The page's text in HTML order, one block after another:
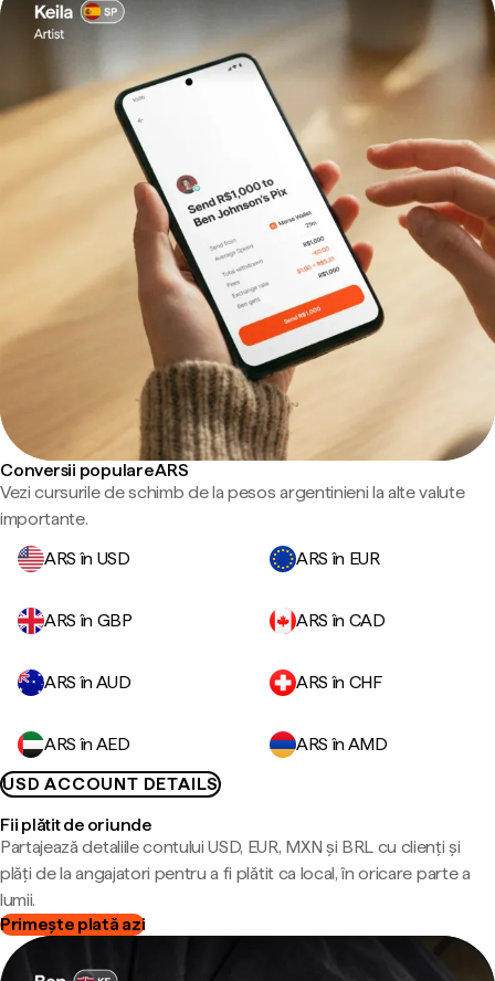
Conversii populare ARS
Vezi cursurile de schimb de la pesos argentinieni la alte valute
importante.
ARS în USD
ARS în EUR
ARS în GBP ARS în CAD
ARS în AUD ARS în CHF
ARS în AED
ARS în AMD
USD ACCOUNT DETAILS
Fii plătit de oriunde
Partajează detaliile contului USD, EUR, MXN și BRL cu clienți și
plăți de la angajatori pentru a fi plătit ca local, în oricare parte a
lumii.
Primește plată azi